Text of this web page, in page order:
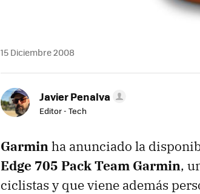
15 Diciembre 2008
Javier Penalva
Editor - Tech
Garminha anunciado la
Edge 705 Pack Team Garmin,
ciclistas y que viene además